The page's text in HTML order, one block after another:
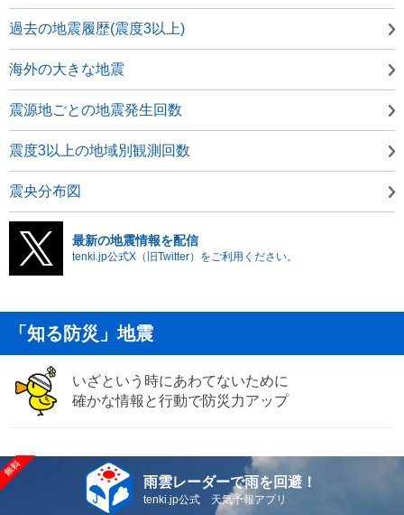
過去の地震履歴(震度3以上)
海外の大きな地震
震源地ごとの地震発生回数
震度3以上の地域別観測回数
震央分布図
最新の地震情報を配信
tenki.jp公式X（旧Twitter）をご利用ください。
「知る防災」地震
いざという時にあわてないために
確かな情報と行動で防災力アップ
雨雲レーダーで雨を回避！
tenki.jp公式 天気予報アプリ